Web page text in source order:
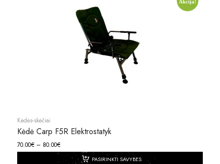
Akcija!
Kėdės-skėčiai
Kėdė Carp F5R Elektrostatyk
70.00€ – 80.00€
PASIRINKTI SAVYBES